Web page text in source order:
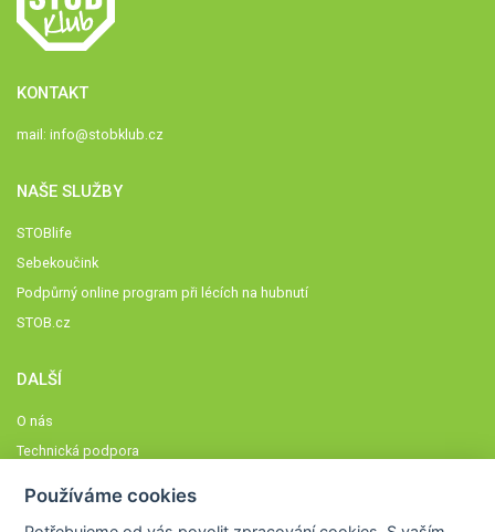
KONTAKT
mail: info@stobklub.cz
NAŠE SLUŽBY
STOBlife
Sebekoučink
Podpůrný online program při lécích na hubnutí
STOB.cz
DALŠÍ
O nás
Technická podpora
Používáme cookies